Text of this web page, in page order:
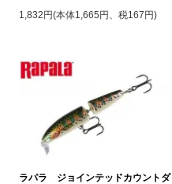
1,832円(本体1,665円、税167円)
ラパラ ジョインテッドカウントダ